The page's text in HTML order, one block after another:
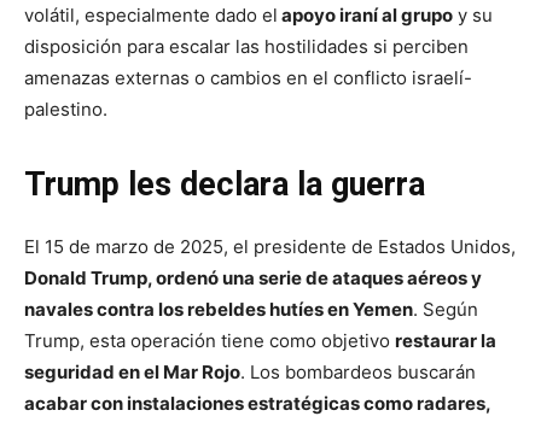
volátil, especialmente dado el apoyo iraní al grupo y su
disposición para escalar las hostilidades si perciben
amenazas externas o cambios en el conflicto israelí-
palestino.
Trump les declara la guerra
El 15 de marzo de 2025, el presidente de Estados Unidos,
Donald Trump, ordenó una serie de ataques aéreos y
navales contra los rebeldes hutíes en Yemen. Según
Trump, esta operación tiene como objetivo restaurar la
seguridad en el Mar Rojo. Los bombardeos buscarán
acabar con instalaciones estratégicas como radares,